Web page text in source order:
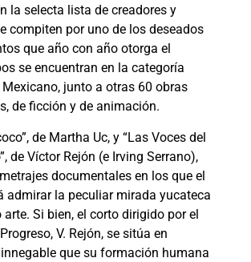
la selecta lista de creadores y
compiten por uno de los deseados
que año con año otorga el
se encuentran en la categoría
junto a otras 60 obras
de ficción y de animación.
de Martha Uc, y “Las Voces del
de Víctor Rejón (e Irving Serrano),
documentales en los que el
admirar la peculiar mirada yucateca
arte. Si bien, el corto dirigido por el
V. Rejón, se sitúa en
que su formación humana